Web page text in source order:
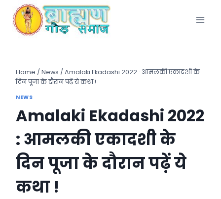
content
Home / News / Amalaki Ekadashi 2022 : आमलकी एकादशी के
दिन पूजा के दौरान पढ़ें ये कथा !
NEWS
Amalaki Ekadashi 2022
: आमलकी एकादशी के
दिन पूजा के दौरान पढ़ें ये
कथा !